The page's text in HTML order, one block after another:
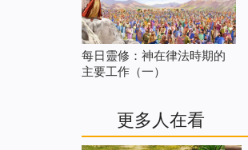
每日靈修：神在律法時期的
主要工作（一）
更多人在看